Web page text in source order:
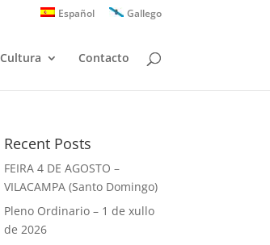
Español Gallego
Cultura Contacto
Recent Posts
FEIRA 4 DE AGOSTO –
VILACAMPA (Santo Domingo)
Pleno Ordinario – 1 de xullo
de 2026